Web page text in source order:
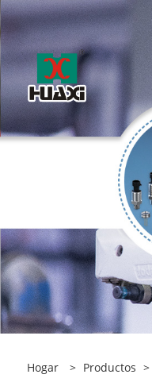
Hogar > Productos >